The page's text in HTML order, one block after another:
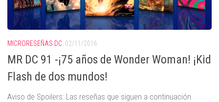
MICRORESEÑAS DC 02/11/2016
MR DC 91 -¡75 años de Wonder Woman! ¡Kid
Flash de dos mundos!
Aviso de Spoilers: Las reseñas que siguen a continuación